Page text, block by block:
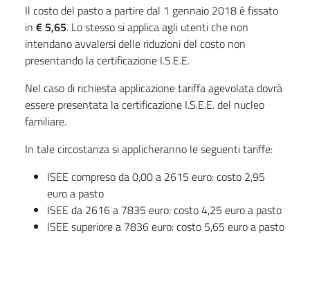
Il costo del pasto a partire dal 1 gennaio 2018 è fissato
in € 5,65. Lo stesso si applica agli utenti che non
intendano avvalersi delle riduzioni del costo non
presentando la certificazione I.S.E.E.
Nel caso di richiesta applicazione tariffa agevolata dovrà
essere presentata la certificazione I.S.E.E. del nucleo
familiare.
In tale circostanza si applicheranno le seguenti tariffe:
ISEE compreso da 0,00 a 2615 euro: costo 2,95
euro a pasto
ISEE da 2616 a 7835 euro: costo 4,25 euro a pasto
ISEE superiore a 7836 euro: costo 5,65 euro a pasto